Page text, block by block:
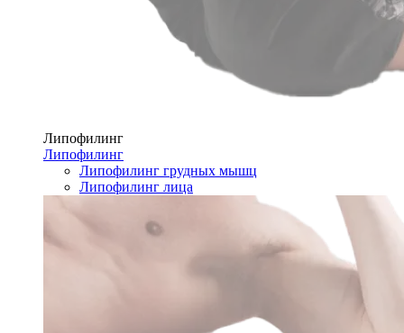
Липофилинг
Липофилинг
Липофилинг грудных мышц
Липофилинг лица